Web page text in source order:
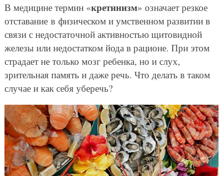
В медицине термин «кретинизм» означает резкое
отставание в физическом и умственном развитии в
связи с недостаточной активностью щитовидной
железы или недостатком йода в рационе. При этом
страдает не только мозг ребенка, но и слух,
зрительная память и даже речь. Что делать в таком
случае и как себя уберечь?